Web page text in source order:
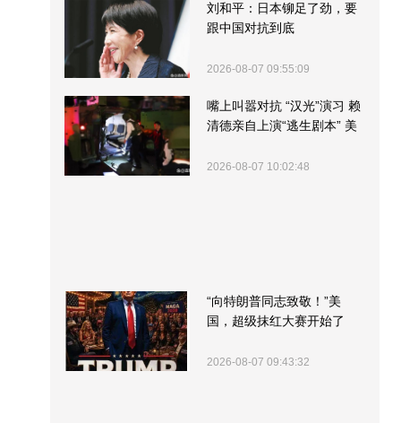
刘和平：日本铆足了劲，要
跟中国对抗到底
2026-08-07 09:55:09
嘴上叫嚣对抗 “汉光”演习 赖
清德亲自上演“逃生剧本” 美
2026-08-07 10:02:48
“向特朗普同志致敬！”美
国，超级抹红大赛开始了
2026-08-07 09:43:32